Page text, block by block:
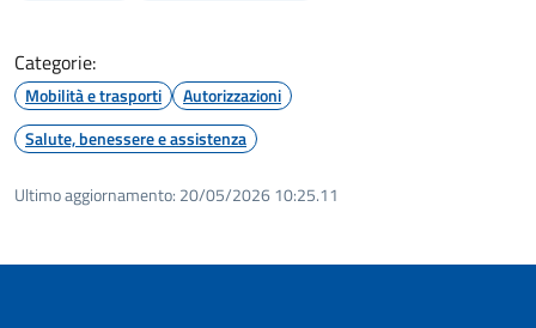
Categorie:
Mobilità e trasporti
Autorizzazioni
Salute, benessere e assistenza
Ultimo aggiornamento: 20/05/2026 10:25.11